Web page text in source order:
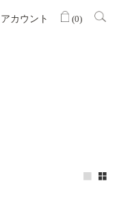
アカウント (0)